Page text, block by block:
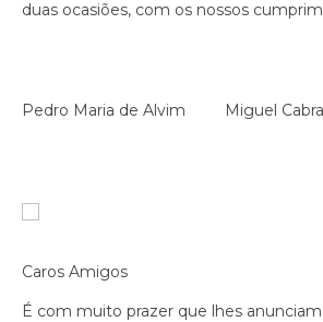
duas ocasiões, com os nossos
Pedro Maria de Alvim Miguel
Caros Amigos
É com muito prazer que lhes